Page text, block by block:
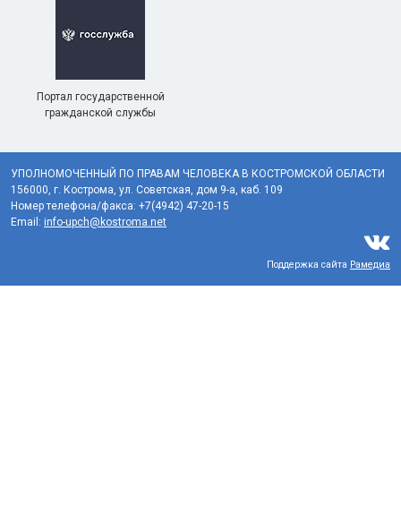
Портал государственной
гражданской службы
УПОЛНОМОЧЕННЫЙ ПО ПРАВАМ ЧЕЛОВЕКА В КОСТРОМСКОЙ ОБЛАСТИ
156000, г. Кострома, ул. Советская, дом 9-а, каб. 109
Номер телефона/факса: +7(4942) 47-20-15
Email: info-upch@kostroma.net
Поддержка сайта Рамедиа